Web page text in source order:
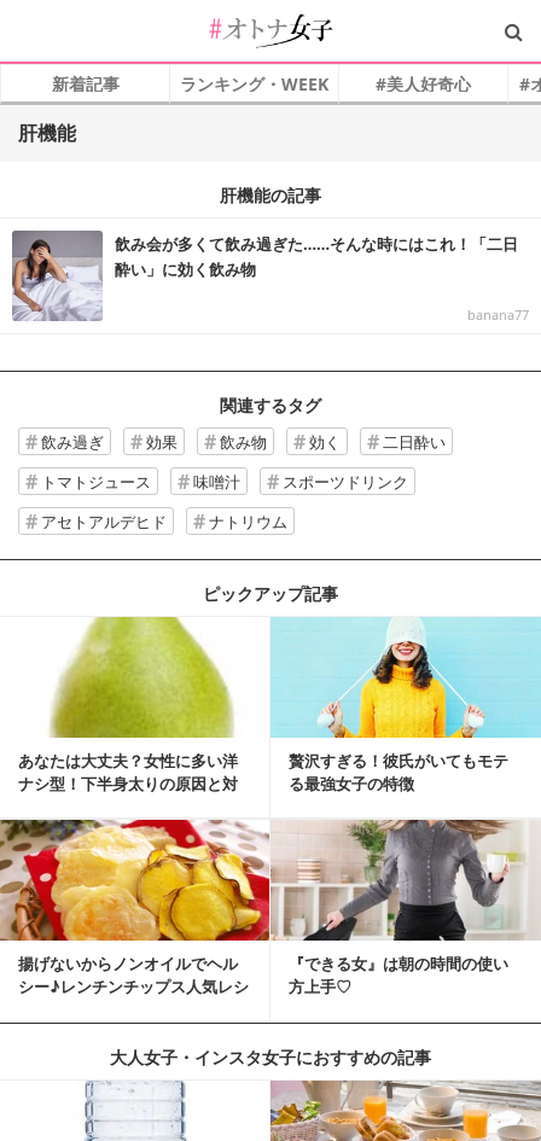
新着記事 ランキング・WEEK #美人好奇心 #
肝機能
肝機能の記事
飲み会が多くて飲み過ぎた……そんな時にはこれ！「二日
酔い」に効く飲み物
banana77
関連するタグ
飲み過ぎ 効果 飲み物 効く
二日酔い
トマトジュース
味噌汁
スポーツドリンク
アセトアルデヒド
ナトリウム
ピックアップ記事
あなたは大丈夫？女性に多い洋
ナシ型！下半身太りの原因と対
贅沢すぎる！彼氏がいてもモテ
る最強女子の特徴
揚げないからノンオイルでヘル
シー♪レンチンチップス人気レシ
『できる女』は朝の時間の使い
方上手♡
大人女子・インスタ女子におすすめの記事